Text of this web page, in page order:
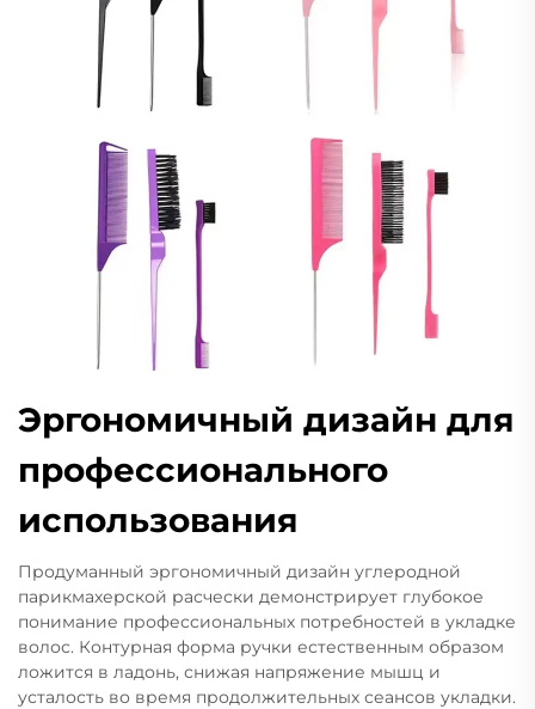
Эргономичный дизайн для
профессионального
использования
Продуманный эргономичный дизайн углеродной
парикмахерской расчески демонстрирует глубокое
понимание профессиональных потребностей в укладке
волос. Контурная форма ручки естественным образом
ложится в ладонь, снижая напряжение мышц и
усталость во время продолжительных сеансов укладки.